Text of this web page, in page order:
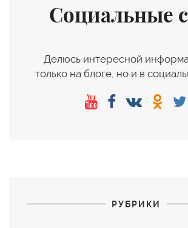
Социальные
Делюсь интересной
только на блоге, но и в
РУБРИКИ